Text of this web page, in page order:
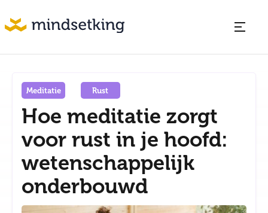
Meditatie Rust
Hoe meditatie zorgt
voor rust in je hoofd:
wetenschappelijk
onderbouwd